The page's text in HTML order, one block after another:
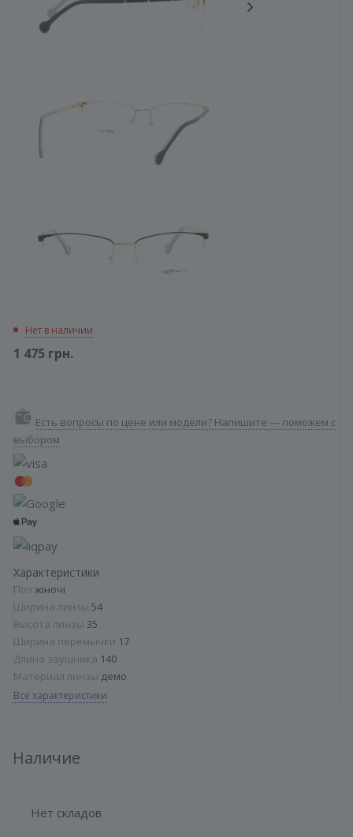
Нет в наличии
1 475 грн.
Есть вопросы по цене или модели? Напишите — поможем с
выбором
Характеристики
Пол жіночі
Ширина линзы 54
Высота линзы 35
Ширина перемычки 17
Длина заушника 140
Материал линзы демо
Все характеристики
Наличие
Нет складов